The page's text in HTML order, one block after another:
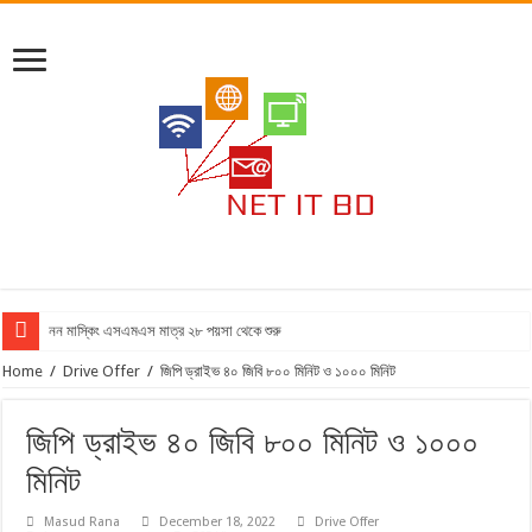
নন মাস্কিং এসএমএস মাত্র ২৮ পয়সা থেকে শুরু
Home / Drive Offer / জিপি ড্রাইভ ৪০ জিবি ৮০০ মিনিট ও ১০০০ মিনিট
জিপি ড্রাইভ ৪০ জিবি ৮০০ মিনিট ও ১০০০
মিনিট
Masud Rana December 18, 2022
Drive Offer